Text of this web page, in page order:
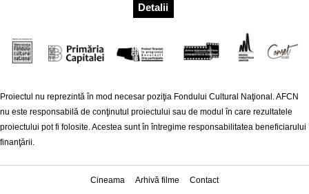
Detalii
Proiectul nu reprezintă în mod necesar poziţia Fondului Cultural Naţional. AFCN
nu este responsabilă de conţinutul proiectului sau de modul în care rezultatele
proiectului pot fi folosite. Acestea sunt în întregime responsabilitatea beneficiarului
finanţării.
Cineama Arhivă filme Contact